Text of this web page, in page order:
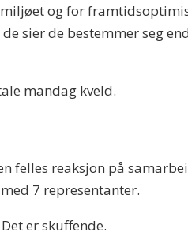
og for
sier de bestemmer seg
mandag kveld.
felles reaksjon på
7 representanter.
er skuffende.